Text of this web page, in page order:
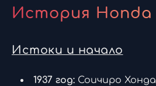
История Honda
Истоки и начало
1937 год: Соичиро